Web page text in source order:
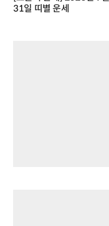
31일 띠별 운세